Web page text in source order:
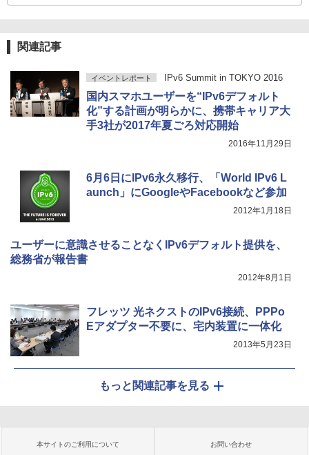
関連記事
イベントレポート IPv6 Summit in TOKYO 2016
国内スマホユーザーを“IPv6デフォルト
化”する計画が明らかに、携帯キャリア大
手3社が2017年夏ごろ対応開始
2016年11月29日
6月6日にIPv6永久移行、「World IPv6 L
aunch」にGoogleやFacebookなど参加
2012年1月18日
ユーザーに意識させることなくIPv6デフォルト提供を、
総務省が報告書
2012年8月1日
フレッツ 光ネクストのIPv6接続、PPPo
Eアダプター不要に、宅内装置に一体化
2013年5月23日
もっと関連記事を見る
本サイトのご利用について お問い合わせ